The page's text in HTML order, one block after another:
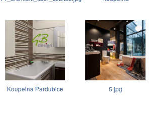
Koupelna Pardubice 5.jpg